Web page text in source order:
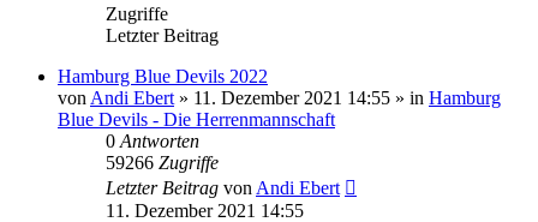
Zugriffe
Letzter Beitrag
Hamburg Blue Devils 2022
von Andi Ebert » 11. Dezember 2021 14:55 » in Hamburg
Blue Devils - Die Herrenmannschaft
0 Antworten
59266 Zugriffe
Letzter Beitrag von Andi Ebert
11. Dezember 2021 14:55